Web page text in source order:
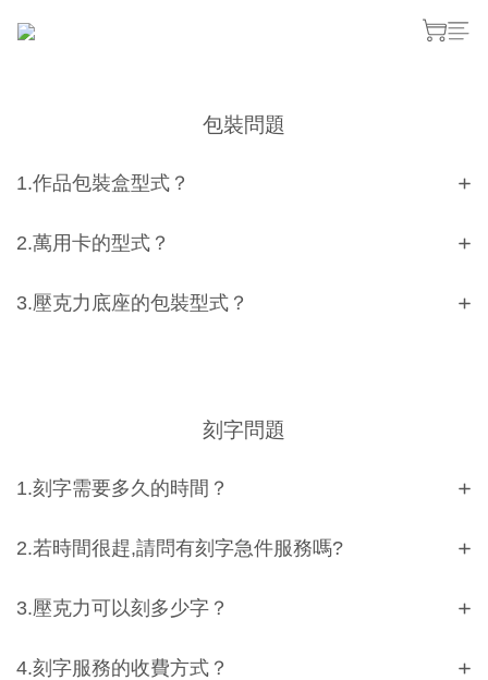
包裝問題
1.作品包裝盒型式？
2.萬用卡的型式？
3.壓克力底座的包裝型式？
刻字問題
1.刻字需要多久的時間？
2.若時間很趕,請問有刻字急件服務嗎?
3.壓克力可以刻多少字？
4.刻字服務的收費方式？